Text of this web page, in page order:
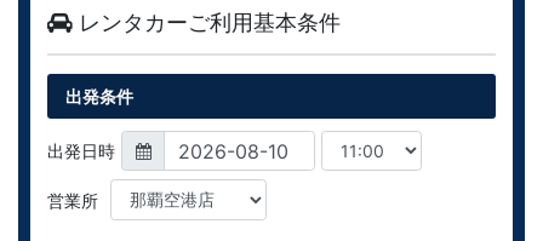
レンタカーご利用基本条件
出発条件
出発日時
営業所